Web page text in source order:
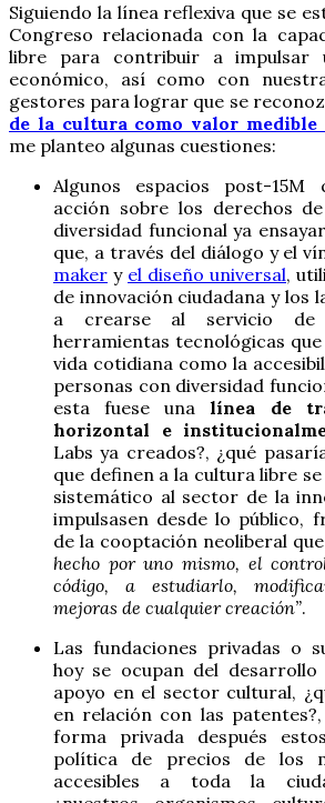
Siguiendo la línea reflexiva que se
Congreso relacionada con la
libre para contribuir a impulsar
económico, así como con
gestores para lograr que se
de la cultura como valor
me planteo algunas cuestiones:
Algunos espacios post-
acción sobre los derechos
diversidad funcional ya
que, a través del diálogo y el
maker y el diseño universal,
de innovación ciudadana y los
a crearse al servicio
herramientas tecnológicas
vida cotidiana como la
personas con diversidad
esta fuese unalínea de
horizontal e
Labs ya creados?, ¿qué
que definen a la cultura libre
sistemático al sector de la
impulsasen desde lo público,
de la cooptación neoliberal
hecho por uno mismo, el
código, a estudiarlo,
mejoras de cualquier creación”.
Las fundaciones privadas o
hoy se ocupan del
apoyo en el sector cultural,
en relación con las
forma privada después
política de precios de los
accesibles a toda la